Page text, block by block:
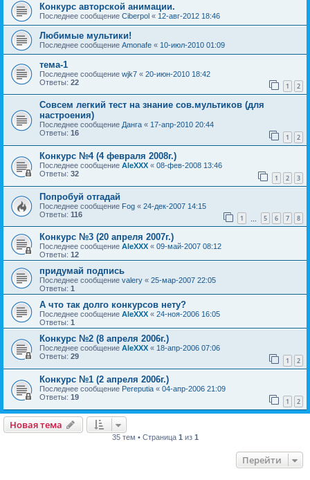
Конкурс авторской анимации.
Последнее сообщение Ciberpol « 12-авг-2012 18:46
Любимые мультики!
Последнее сообщение Amonafe « 10-июл-2010 01:09
тема-1
Последнее сообщение wjk7 « 20-июн-2010 18:42
Ответы: 22 1 2
Совсем легкий тест на знание сов.мультиков (для
настроения)
Последнее сообщение Данга « 17-апр-2010 20:44
Ответы: 16 1 2
Конкурс №4 (4 февраля 2008г.)
Последнее сообщение AleXXX « 08-фев-2008 13:46
Ответы: 32 1 2 3
Попробуй отгадай
Последнее сообщение Fog « 24-дек-2007 14:15
Ответы: 116 1 5 6 7 8
Конкурс №3 (20 апреля 2007г.)
Последнее сообщение AleXXX « 09-май-2007 08:12
Ответы: 12
придумай подпись
Последнее сообщение valery « 25-мар-2007 22:05
Ответы: 1
А что так долго конкурсов нету?
Последнее сообщение AleXXX « 24-ноя-2006 16:05
Ответы: 1
Конкурс №2 (8 апреля 2006г.)
Последнее сообщение AleXXX « 18-апр-2006 07:06
Ответы: 29 1 2
Конкурс №1 (2 апреля 2006г.)
Последнее сообщение Pereputia « 04-апр-2006 21:09
Ответы: 19 1 2
Новая тема
35 тем • Страница 1 из 1
Перейти